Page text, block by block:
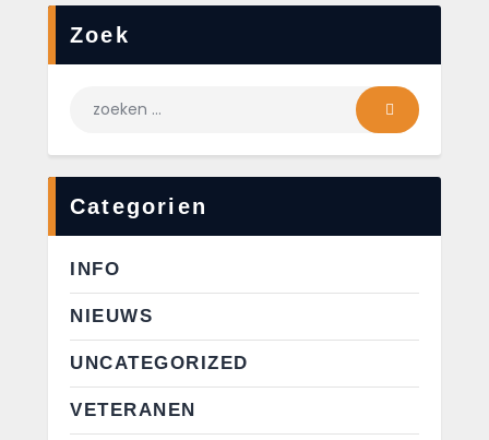
Zoek
Categorien
INFO
NIEUWS
UNCATEGORIZED
VETERANEN